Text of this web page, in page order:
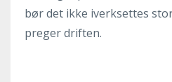
bør det ikke iverksettes
preger driften.